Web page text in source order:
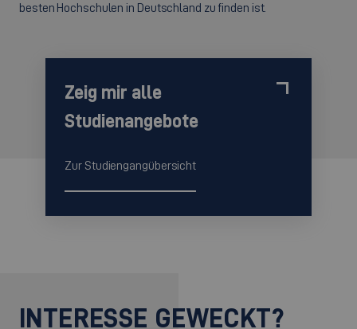
besten Hochschulen in Deutschland zu finden ist.
Zeig mir alle
Studienangebote
Zur Studiengangübersicht
INTERESSE GEWECKT?